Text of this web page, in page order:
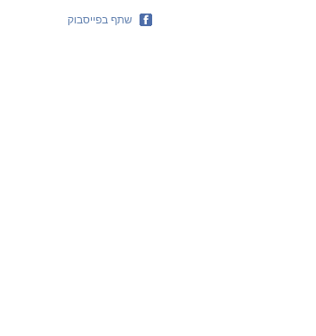
שתף בפייסבוק